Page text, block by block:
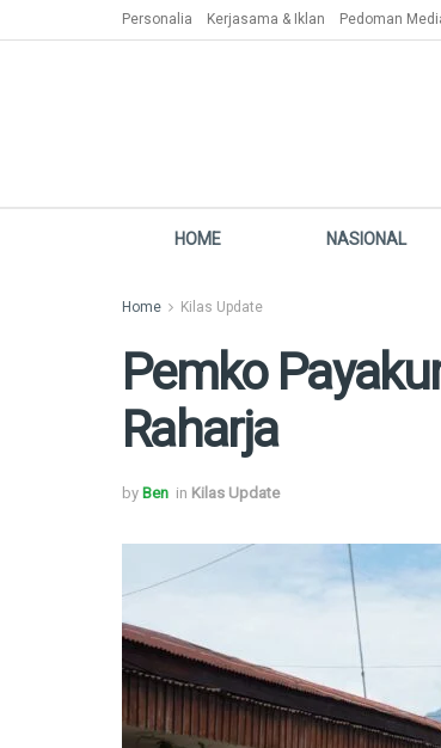
Personalia Kerjasama & Iklan Pedoman
HOME NASIONAL
Home Kilas Update
Pemko
Raharja
by Ben in Kilas Update